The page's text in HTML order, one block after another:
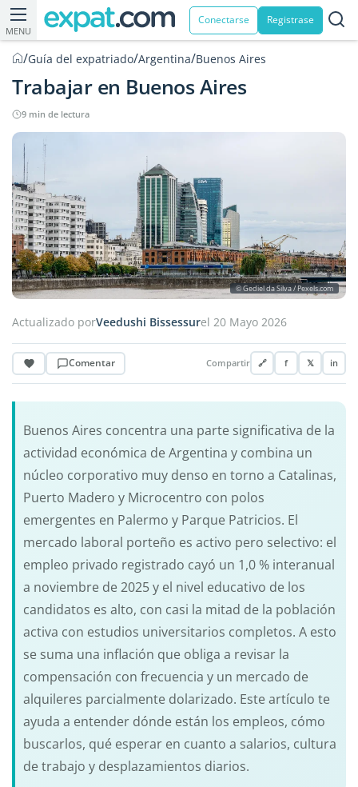
MENU
Conectarse Registrase
/Guía del expatriado/Argentina/Buenos Aires
Trabajar en Buenos Aires
9 min de lectura
© Gediel da Silva / Pexels.com
Actualizado porVeedushi Bissessurel 20 Mayo 2026
Comentar Compartir 🔗 f 𝕏 in
Buenos Aires concentra una parte significativa de la
actividad económica de Argentina y combina un
núcleo corporativo muy denso en torno a Catalinas,
Puerto Madero y Microcentro con polos
emergentes en Palermo y Parque Patricios. El
mercado laboral porteño es activo pero selectivo: el
empleo privado registrado cayó un 1,0 % interanual
a noviembre de 2025 y el nivel educativo de los
candidatos es alto, con casi la mitad de la población
activa con estudios universitarios completos. A esto
se suma una inflación que obliga a revisar la
compensación con frecuencia y un mercado de
alquileres parcialmente dolarizado. Este artículo te
ayuda a entender dónde están los empleos, cómo
buscarlos, qué esperar en cuanto a salarios, cultura
de trabajo y desplazamientos diarios.